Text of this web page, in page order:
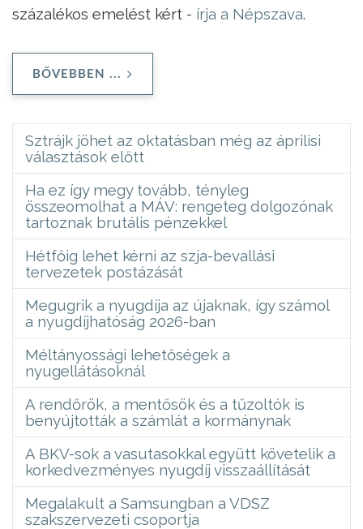
százalékos emelést kért - írja a Népszava.
BŐVEBBEN ...
Sztrájk jöhet az oktatásban még az áprilisi
választások előtt
Ha ez így megy tovább, tényleg
összeomolhat a MÁV: rengeteg dolgozónak
tartoznak brutális pénzekkel
Hétfőig lehet kérni az szja-bevallási
tervezetek postázását
Megugrik a nyugdíja az újaknak, így számol
a nyugdíjhatóság 2026-ban
Méltányossági lehetőségek a
nyugellátásoknál
A rendőrök, a mentősök és a tűzoltók is
benyújtották a számlát a kormánynak
A BKV-sok a vasutasokkal együtt követelik a
korkedvezményes nyugdíj visszaállítását
Megalakult a Samsungban a VDSZ
szakszervezeti csoportja